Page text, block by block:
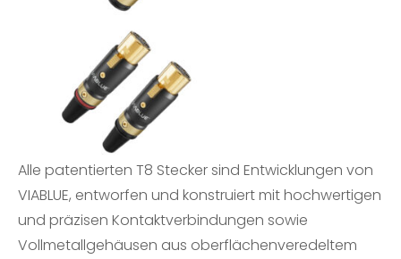
Alle patentierten T8 Stecker sind Entwicklungen von
VIABLUE, entworfen und konstruiert mit hochwertigen
und präzisen Kontaktverbindungen sowie
Vollmetallgehäusen aus oberflächenveredeltem